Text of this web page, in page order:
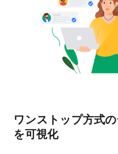
ワンストップ方式
を可視化